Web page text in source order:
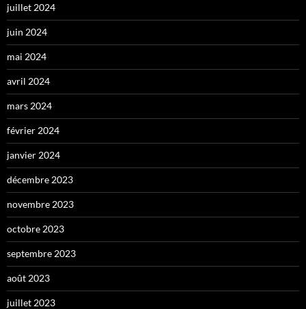
juillet 2024
juin 2024
mai 2024
avril 2024
mars 2024
février 2024
janvier 2024
décembre 2023
novembre 2023
octobre 2023
septembre 2023
août 2023
juillet 2023